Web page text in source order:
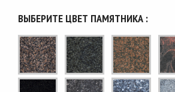
ВЫБЕРИТЕ ЦВЕТ ПАМЯТНИКА :